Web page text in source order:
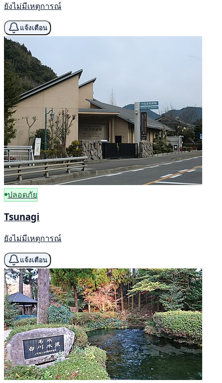
ยังไม่มีเหตุการณ์
แจ้งเตือน
ปลอดภัย
Tsunagi
ยังไม่มีเหตุการณ์
แจ้งเตือน